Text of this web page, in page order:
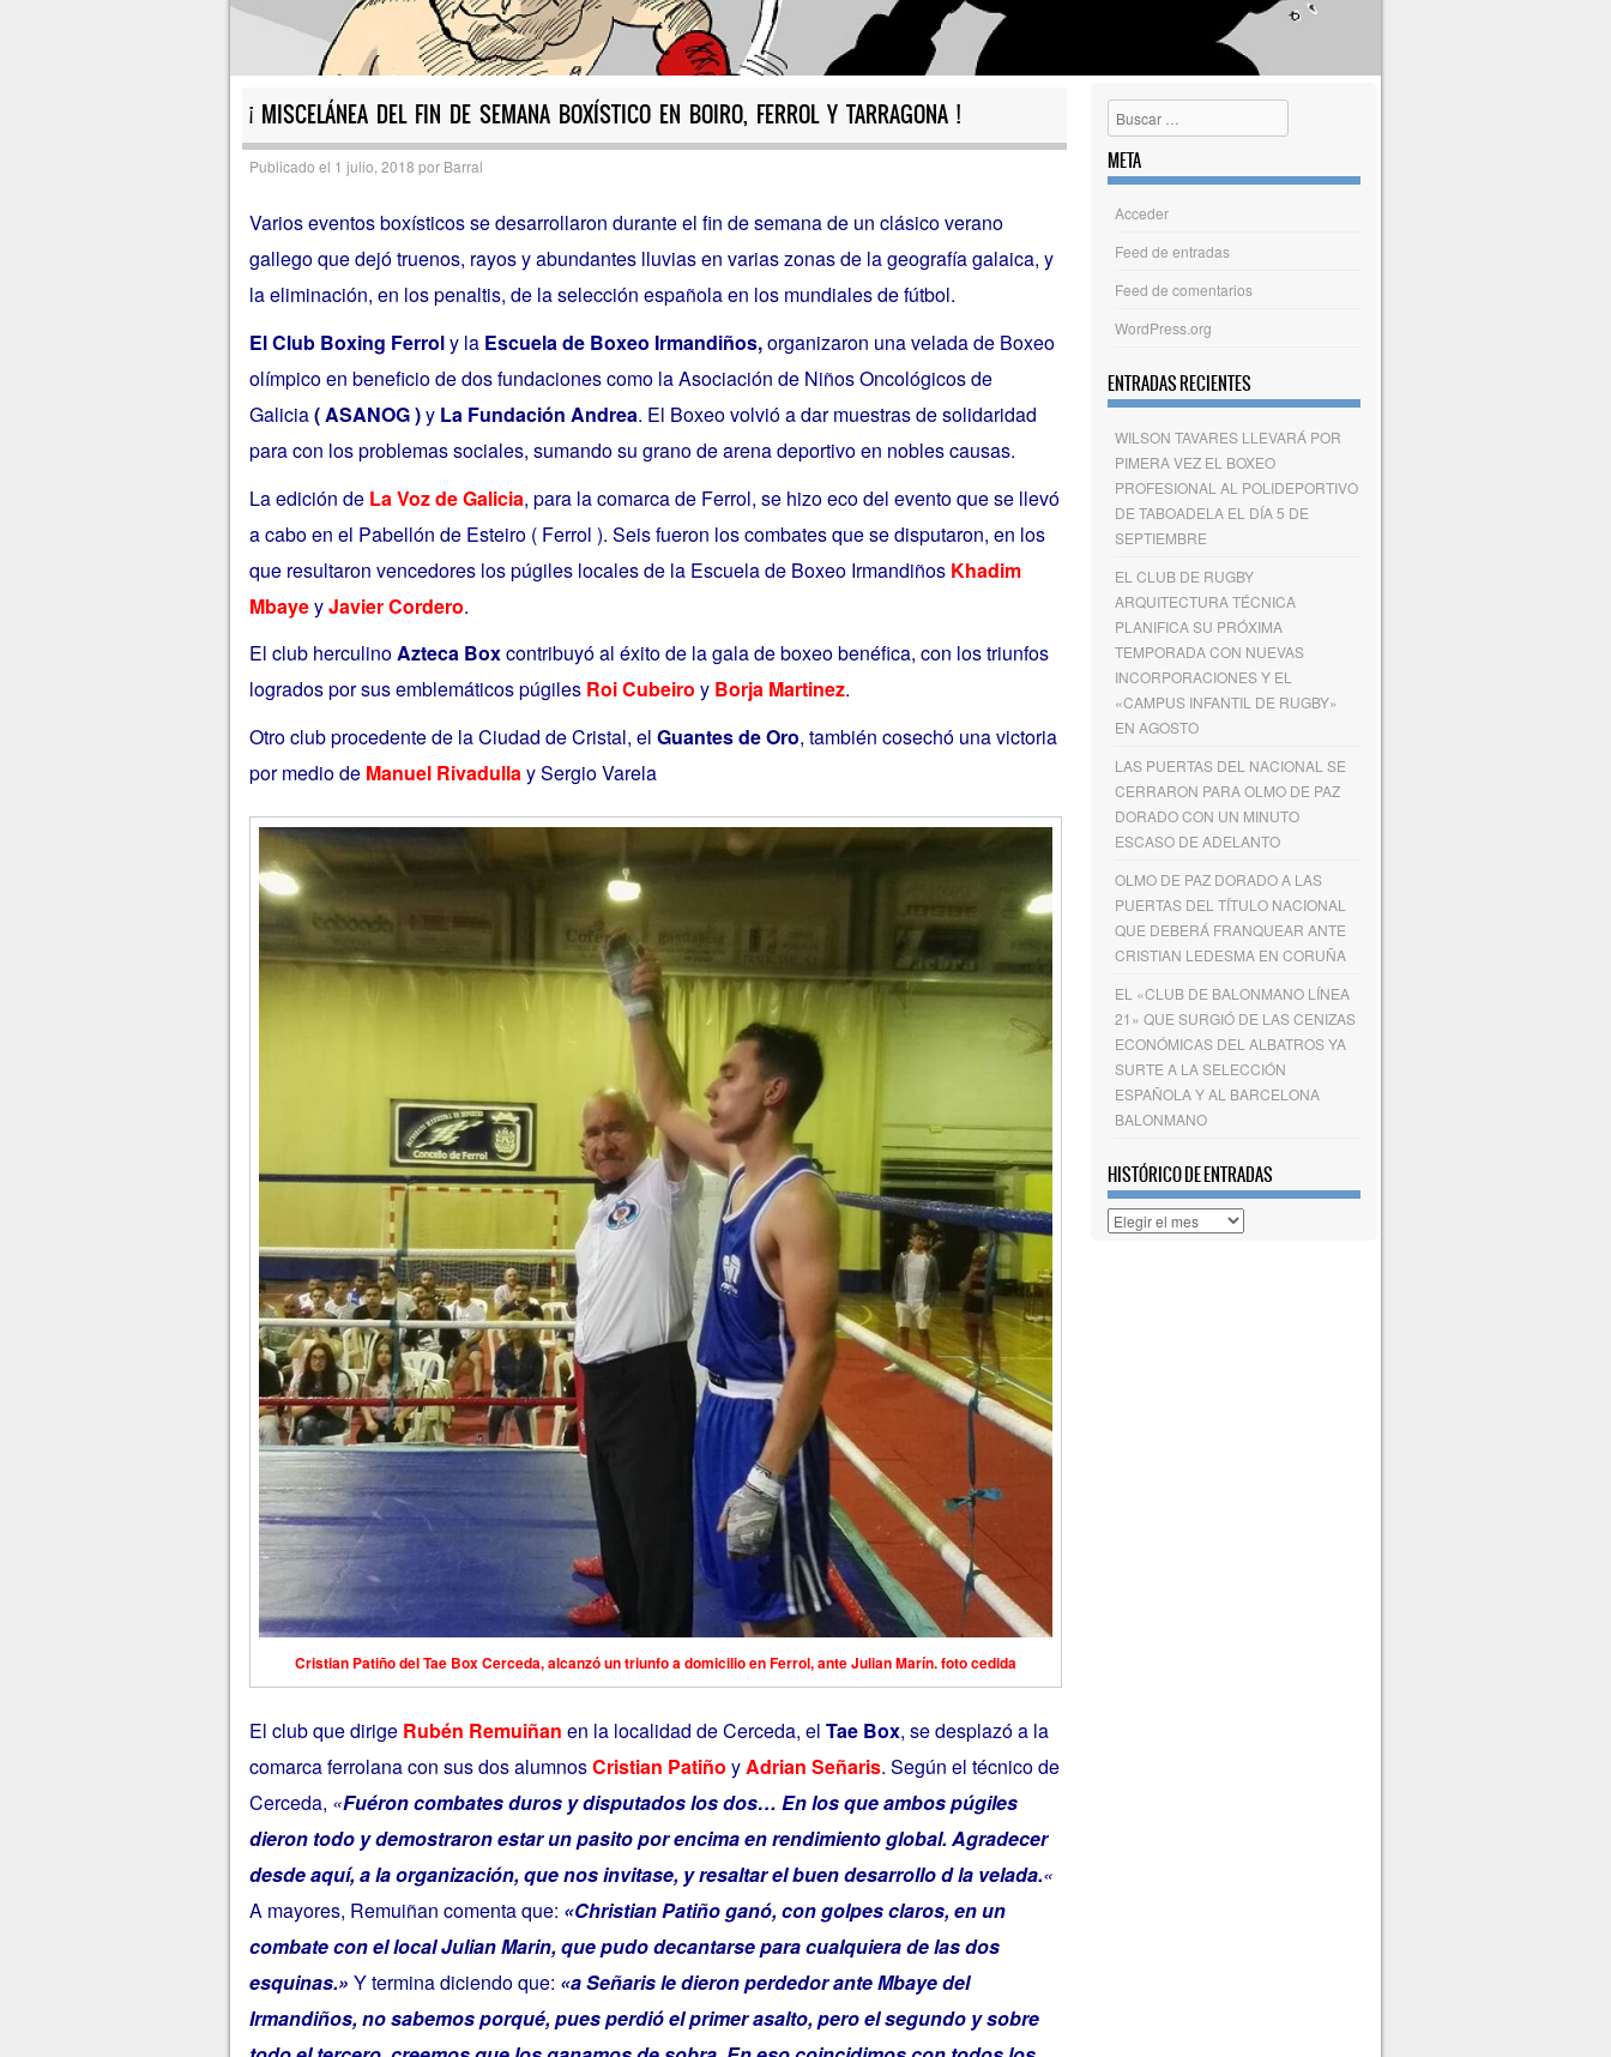
¡ MISCELÁNEA DEL FIN DE SEMANA BOXÍSTICO EN BOIRO, FERROL Y TARRAGONA !
Publicado el 1 julio, 2018 por Barral
Varios eventos boxísticos se desarrollaron durante el fin de semana de un clásico verano
gallego que dejó truenos, rayos y abundantes lluvias en varias zonas de la geografía galaica, y
la eliminación, en los penaltis, de la selección española en los mundiales de fútbol.
El Club Boxing Ferroly la Escuela de Boxeo Irmandiños,organizaron una velada de Boxeo
olímpico en beneficio de dos fundaciones como la Asociación de Niños Oncológicos de
Galicia( ASANOG )y La Fundación Andrea. El Boxeo volvió a dar muestras de solidaridad
para con los problemas sociales, sumando su grano de arena deportivo en nobles causas.
La edición de La Voz de Galicia, para la comarca de Ferrol, se hizo eco del evento que se llevó
a caboen el Pabellón de Esteiro ( Ferrol ). Seis fueron los combates que se disputaron, en los
que resultaron vencedores los púgiles locales de la Escuela de Boxeo Irmandiños Khadim
MbayeyJavier Cordero.
El club herculinoAzteca Boxcontribuyó al éxito de la gala de boxeo benéfica, con los triunfos
logrados por sus emblemáticos púgilesRoi Cubeiro y Borja Martinez.
Otro club procedente de la Ciudad de Cristal, el Guantes de Oro, también cosechó una victoria
por medio de Manuel Rivadullay Sergio Varela
Cristian Patiño del Tae Box Cerceda, alcanzó un triunfo a domicilio en Ferrol, ante Julian Marín. foto cedida
El club que dirige Rubén Remuiñan en la localidad de Cerceda, el Tae Box, se desplazó a la
comarca ferrolana con sus dos alumnosCristian Patiño yAdrian Señaris. Según el técnico de
Cerceda, «Fuéron combates duros y disputados los dos… En los que ambos púgiles
dieron todo y demostraron estar un pasito por encima en rendimiento global. Agradecer
desde aquí, a la organización, que nos invitase, y resaltar el buen desarrollo d la velada.«
A mayores, Remuiñan comenta que: «Christian Patiño ganó, con golpes claros, en un
combate con el local Julian Marin, que pudo decantarse para cualquiera de las dos
esquinas.» Y termina diciendo que: «a Señaris le dieron perdedor ante Mbaye del
Irmandiños, no sabemos porqué, pues perdió el primer asalto, pero el segundo y sobre
Buscar
META
Acceder
Feed de entradas
Feed de comentarios
WordPress.org
ENTRADAS RECIENTES
WILSON TAVARES LLEVARÁ POR
PIMERA VEZ EL BOXEO
PROFESIONAL AL POLIDEPORTIVO
DE TABOADELA EL DÍA 5 DE
SEPTIEMBRE
EL CLUB DE RUGBY
ARQUITECTURA TÉCNICA
PLANIFICA SU PRÓXIMA
TEMPORADA CON NUEVAS
INCORPORACIONES Y EL
«CAMPUS INFANTIL DE RUGBY»
EN AGOSTO
LAS PUERTAS DEL NACIONAL SE
CERRARON PARA OLMO DE PAZ
DORADO CON UN MINUTO
ESCASO DE ADELANTO
OLMO DE PAZ DORADO A LAS
PUERTAS DEL TÍTULO NACIONAL
QUE DEBERÁ FRANQUEAR ANTE
CRISTIAN LEDESMA EN CORUÑA
EL «CLUB DE BALONMANO LÍNEA
21» QUE SURGIÓ DE LAS CENIZAS
ECONÓMICAS DEL ALBATROS YA
SURTE A LA SELECCIÓN
ESPAÑOLA Y AL BARCELONA
BALONMANO
HISTÓRICO DE ENTRADAS
Histórico